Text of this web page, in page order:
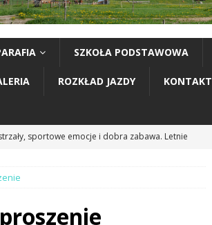
SZKOŁA PODSTAWOWA
ROZKŁAD JAZDY KONTAKT
sportowe emocje i dobra zabawa. Letnie
miały swoich reprezentantów na „Muzyce
wystąpili Mali Toniecnicy i Młody Jawor